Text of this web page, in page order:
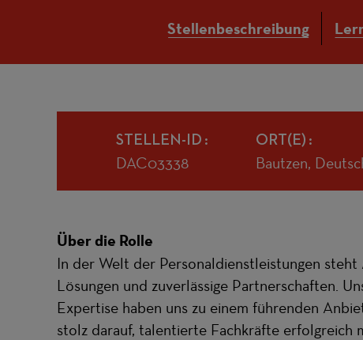
Stellenbeschreibung
STELLEN-ID
DAC03338
ORT(E)
Bautzen,
Über die Rolle
In der Welt der Personaldienstleistungen
Lösungen und zuverlässige Partnerschaften.
Expertise haben uns zu einem führenden
stolz darauf, talentierte Fachkräfte erfolgreich